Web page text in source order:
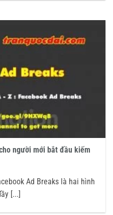
người mới bắt đầu kiếm
Ad Breaks là hai hình
[...]